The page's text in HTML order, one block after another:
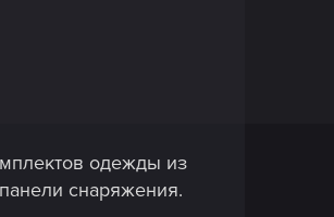
одежды из
снаряжения.